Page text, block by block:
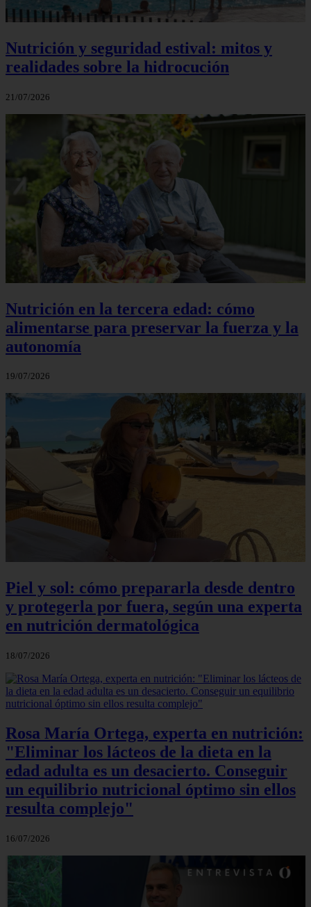
Nutrición y seguridad estival: mitos y
realidades sobre la hidrocución
21/07/2026
Nutrición en la tercera edad: cómo
alimentarse para preservar la fuerza y la
autonomía
19/07/2026
Piel y sol: cómo prepararla desde dentro
y protegerla por fuera, según una experta
en nutrición dermatológica
18/07/2026
Rosa María Ortega, experta en nutrición:
"Eliminar los lácteos de la dieta en la
edad adulta es un desacierto. Conseguir
un equilibrio nutricional óptimo sin ellos
resulta complejo"
16/07/2026